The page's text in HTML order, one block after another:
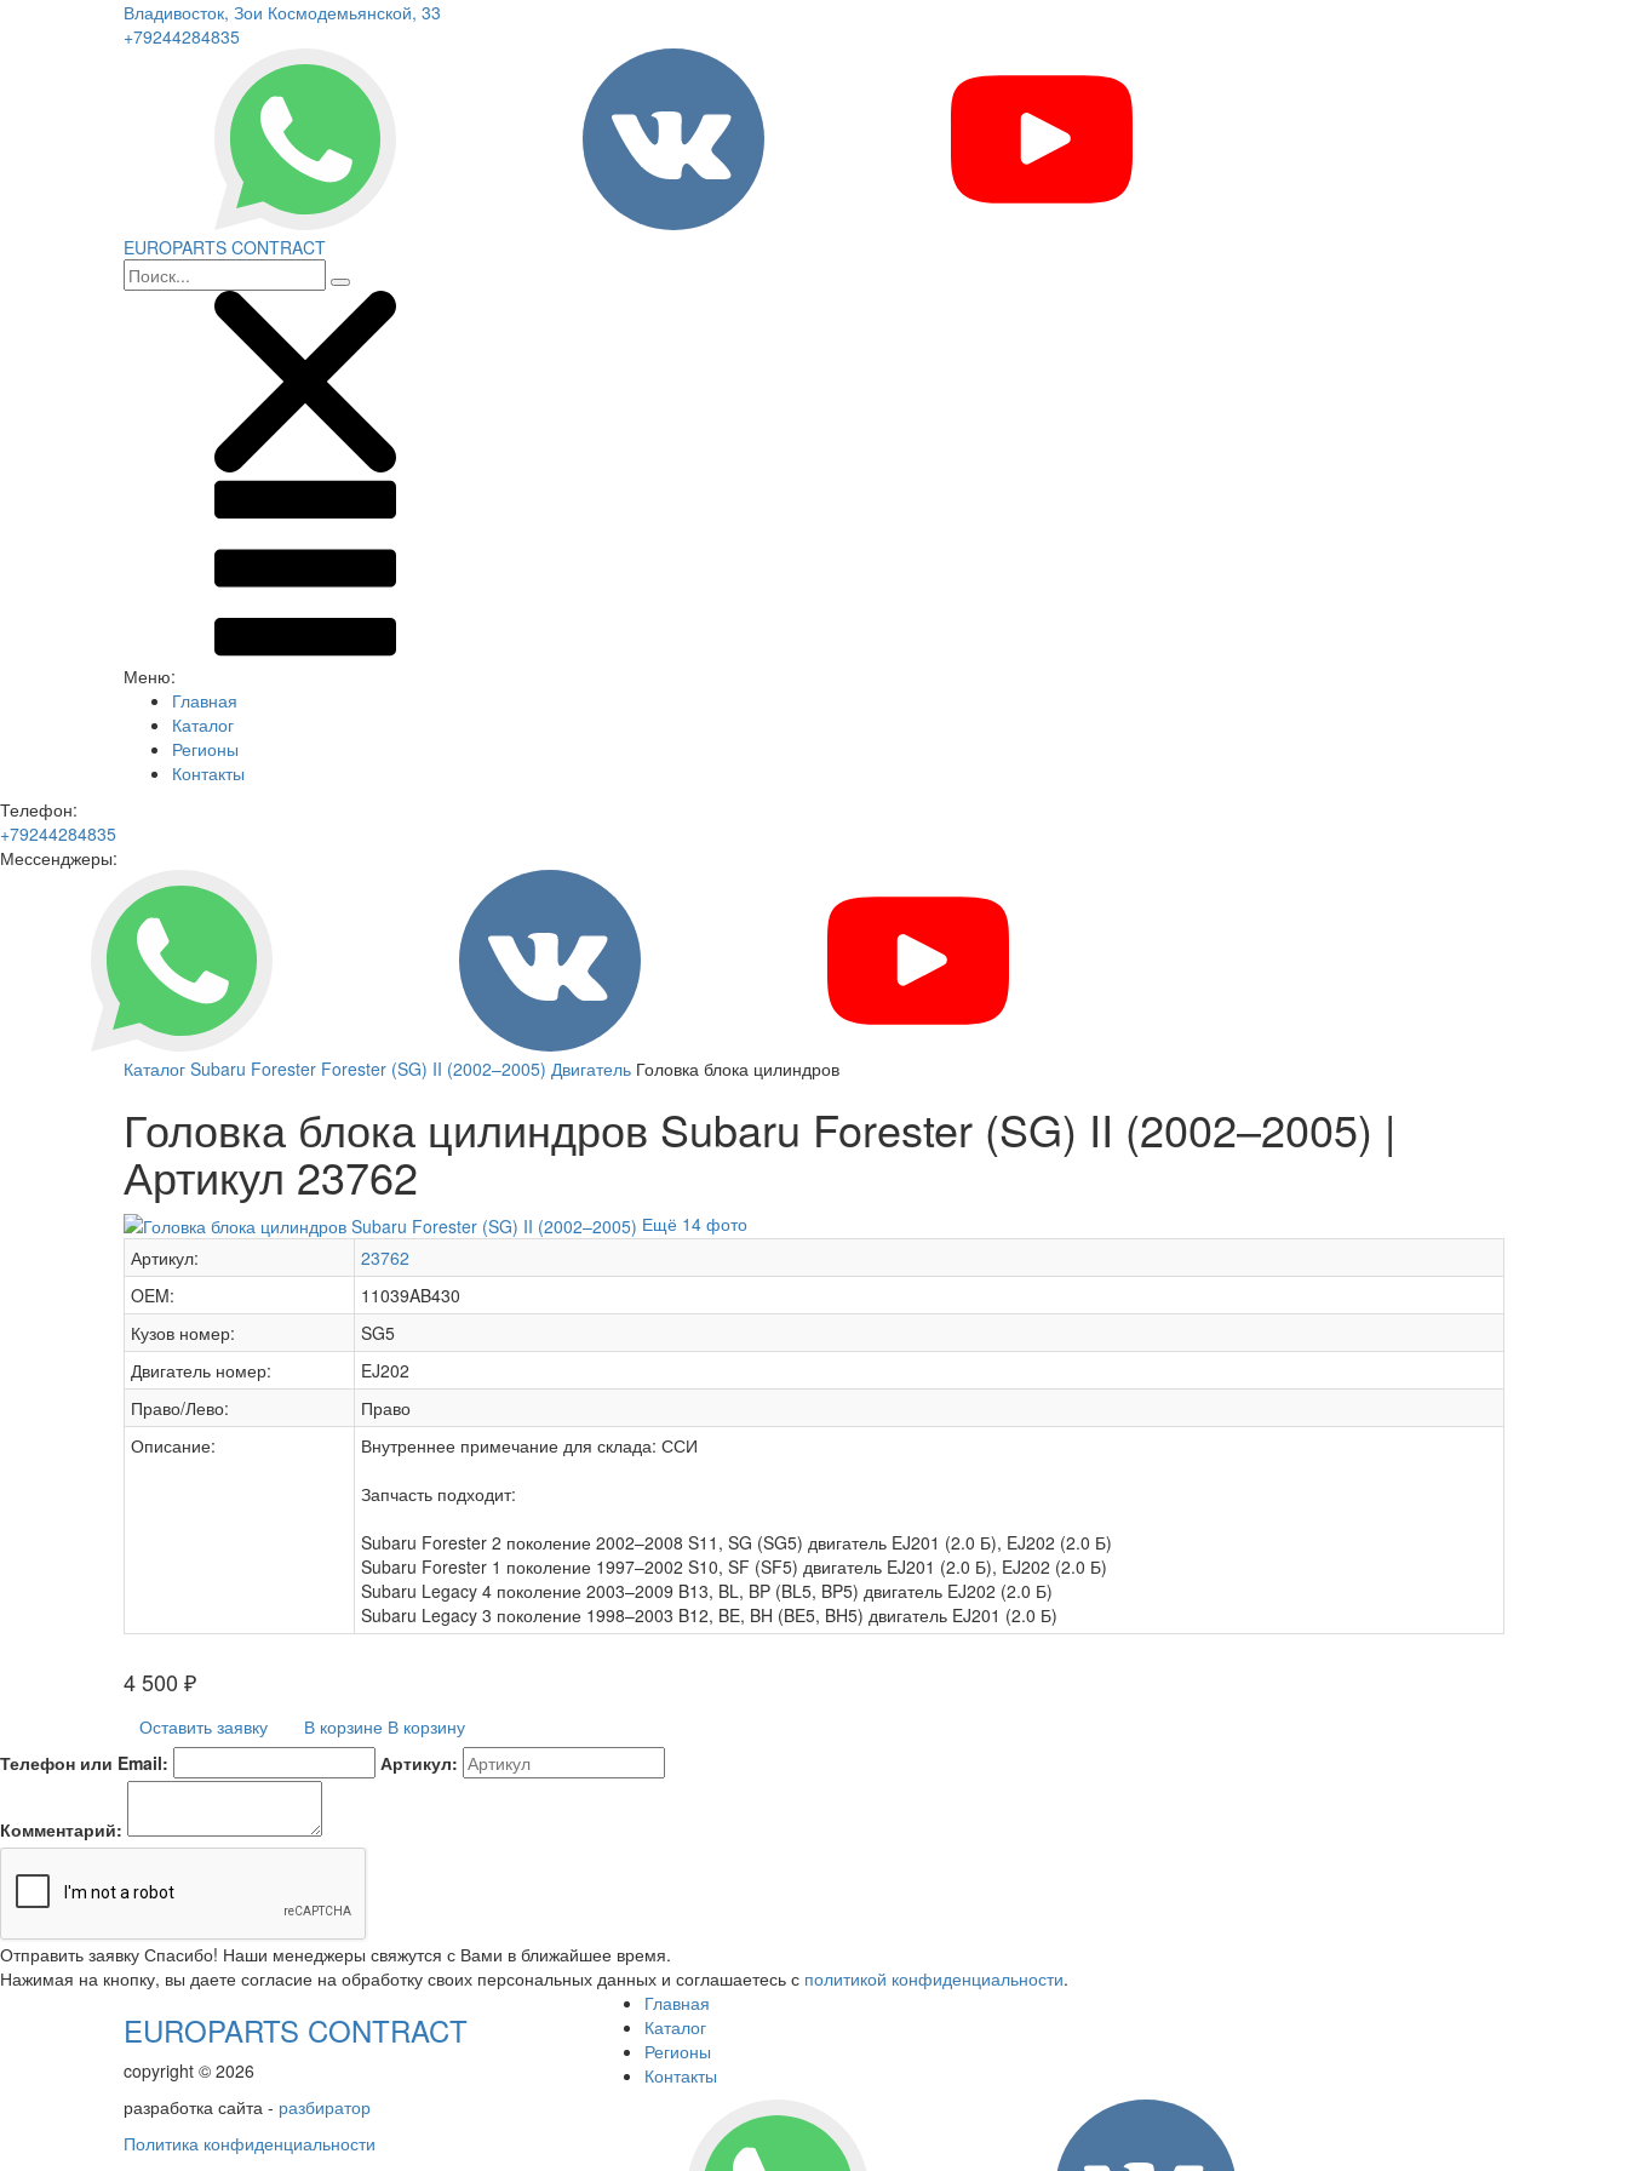
Владивосток, Зои Космодемьянской, 33
+79244284835
EUROPARTS CONTRACT
Меню:
Главная
Каталог
Регионы
Контакты
Телефон:
+79244284835
Мессенджеры:
Каталог Subaru Forester Forester (SG) II (2002–2005) Двигатель Головка блока цилиндров
Головка блока цилиндров Subaru Forester (SG) II (2002–2005) |
Артикул 23762
Ещё 14 фото
Артикул:
23762
OEM:
11039AB430
Кузов номер:
SG5
Двигатель номер:
EJ202
Право/Лево:
Право
Описание:
Внутреннее примечание для склада: ССИ
Запчасть подходит:
Subaru Forester 2 поколение 2002–2008 S11, SG (SG5) двигатель EJ201 (2.0 Б), EJ202 (2.0 Б)
Subaru Forester 1 поколение 1997–2002 S10, SF (SF5) двигатель EJ201 (2.0 Б), EJ202 (2.0 Б)
Subaru Legacy 4 поколение 2003–2009 B13, BL, BP (BL5, BP5) двигатель EJ202 (2.0 Б)
Subaru Legacy 3 поколение 1998–2003 B12, BE, BH (BE5, BH5) двигатель EJ201 (2.0 Б)
4 500 ₽
Оставить заявку В корзине В корзину
Телефон или Email:
Артикул:
Комментарий:
Отправить заявку Спасибо! Наши менеджеры свяжутся с Вами в ближайшее время.
Нажимая на кнопку, вы даете согласие на обработку своих персональных данных и соглашаетесь с политикой конфиденциальности.
EUROPARTS CONTRACT
copyright © 2026
разработка сайта - разбиратор
Политика конфиденциальности
Главная
Каталог
Регионы
Контакты